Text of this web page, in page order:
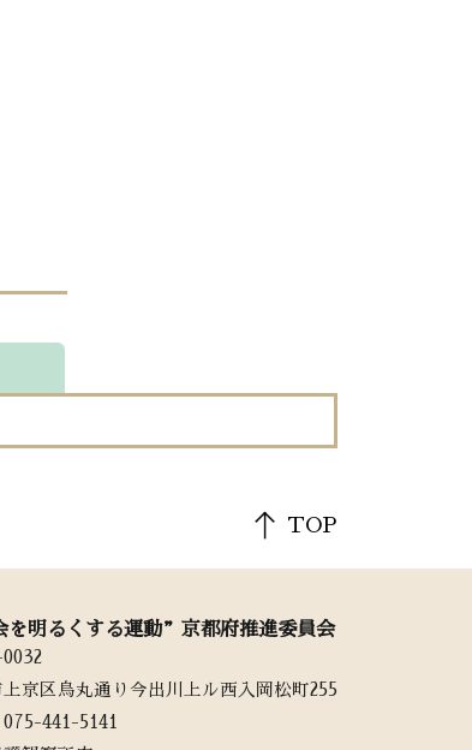
TOP
を明るくする運動”京都府推進委員会
0032
上京区烏丸通り今出川上ル西入岡松町255
441-5141‬